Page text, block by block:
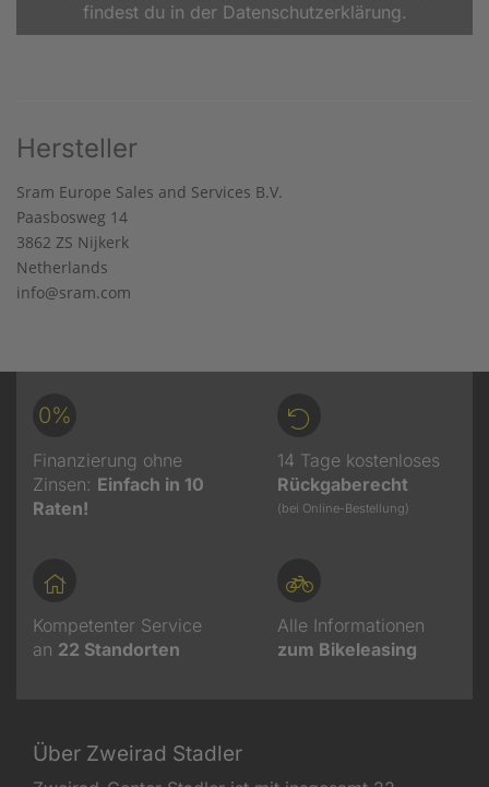
findest du in der Datenschutzerklärung.
Hersteller
Sram Europe Sales and Services B.V.
Paasbosweg 14
3862 ZS Nijkerk
Netherlands
info@sram.com
0%
Finanzierung ohne
Zinsen: Einfach in 10
Raten!
14 Tage kostenloses
Rückgaberecht
(bei Online-Bestellung)
Kompetenter Service
an 22 Standorten
Alle Informationen
zum Bikeleasing
Über Zweirad Stadler